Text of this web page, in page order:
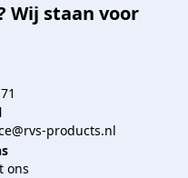
Wij staan voor
products.nl
ons